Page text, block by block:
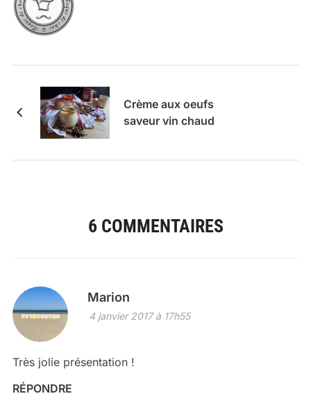
Crème aux oeufs
saveur vin chaud
6 COMMENTAIRES
Marion
4 janvier 2017 à 17h55
Très jolie présentation !
RÉPONDRE